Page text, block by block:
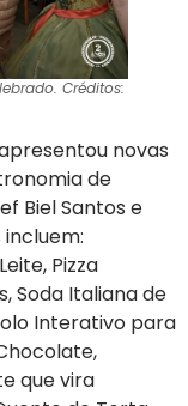
Créditos:
novas
de
Biel Santos e
Pizza
Soda Italiana de
Interativo para
que vira